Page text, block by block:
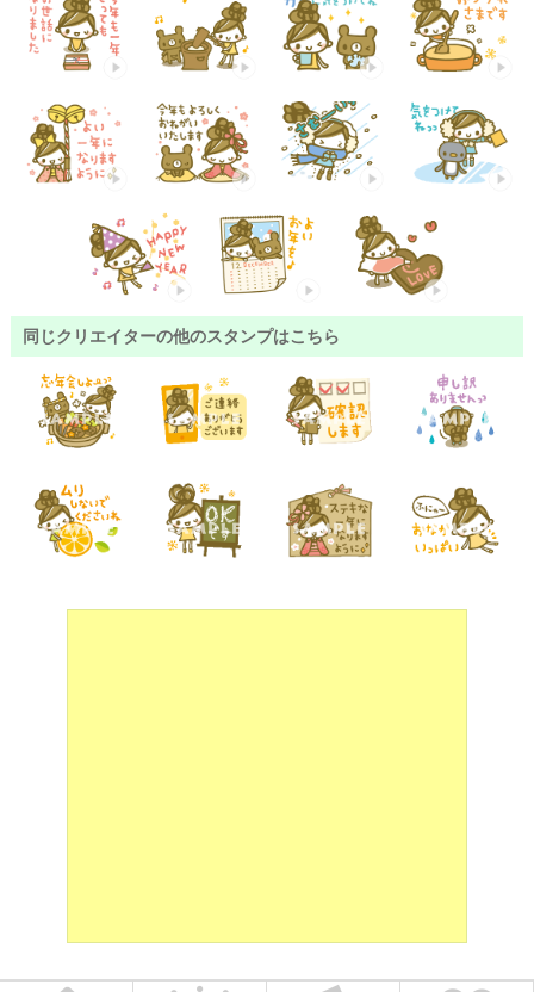
同じクリエイターの他のスタンプはこちら